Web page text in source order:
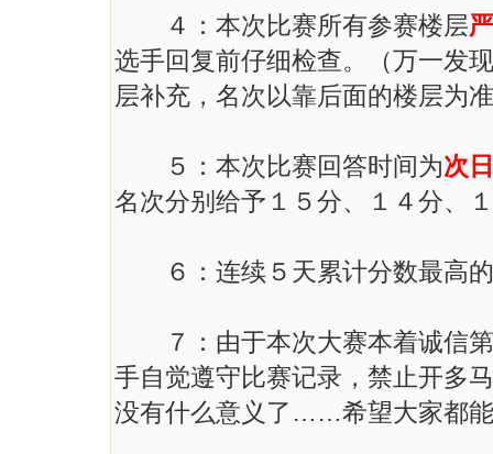
４：本次比赛所有参赛楼层
选手回复前仔细检查。（万一发
层补充，名次以靠后面的楼层为
５：本次比赛回答时间为次
名次分别给予１５分、１４分
６：连续５天累计分数最高的
７：由于本次大赛本着诚信第
手自觉遵守比赛记录，禁止开多
没有什么意义了……希望大家都